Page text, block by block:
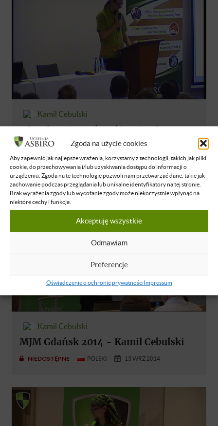
Zgoda na użycie cookies
Aby zapewnić jak najlepsze wrażenia, korzystamy z technologii, takich jak pliki
cookie, do przechowywania i/lub uzyskiwania dostępu do informacji o
urządzeniu. Zgoda na te technologie pozwoli nam przetwarzać dane, takie jak
zachowanie podczas przeglądania lub unikalne identyfikatory na tej stronie.
Brak wyrażenia zgody lub wycofanie zgody może niekorzystnie wpłynąć na
niektóre cechy i funkcje.
Akceptuję wszystkie
Odmawiam
Preferencje
Oświadczenie o ochronie prywatnościImpressum
Kamil Cebulski
Jak zabezpieczyć swój majątek na
możliwość przyjścia czarnego
scenariusza.
NIEDOSTĘPNE POLSKI 30 MAR 2014
Kamil Cebulski
MJM Gdańsk 2014 - Kamil Cebulski
NIEDOSTĘPNE POLSKI 13 WRZ 2014